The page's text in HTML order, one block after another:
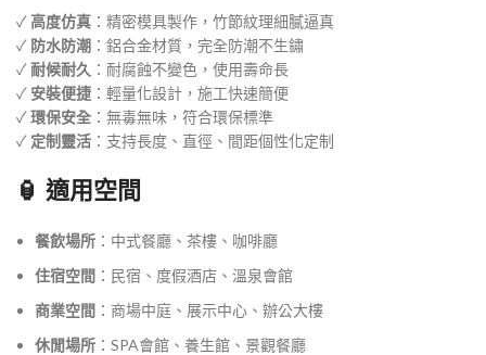
✓高度仿真 ：精密模具製作，竹節紋理細膩逼真
✓ 防水防潮 ：鋁合金材質，完全防潮不生鏽
✓耐候耐久 ：耐腐蝕不變色，使用壽命長
✓ 安裝便捷 ：輕量化設計，施工快速簡便
✓環保安全 ：無毒無味，符合環保標準
✓ 定制靈活 ：支持長度、直徑、間距個性化定制
🏮 適用空間
餐飲場所 ：中式餐廳、茶樓、咖啡廳
住宿空間 ：民宿、度假酒店、溫泉會館
商業空間 ：商場中庭、展示中心、辦公大樓
休閒場所 ：SPA會館、養生館、景觀餐廳